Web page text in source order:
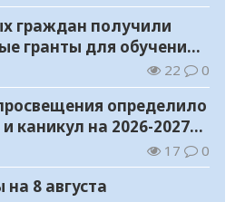
граждан получили
гранты для обучения в
22 0
определило
каникул на 2026-2027
17 0
8 августа